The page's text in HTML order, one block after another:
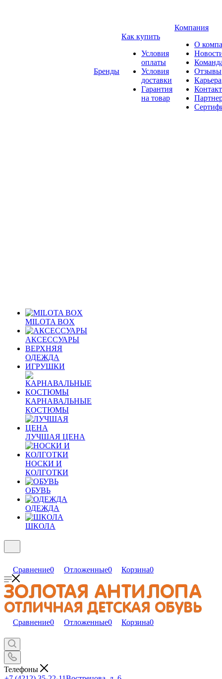
MILOTA BOX
АКСЕССУАРЫ
ВЕРХНЯЯ
ОДЕЖДА
ИГРУШКИ
КАРНАВАЛЬНЫЕ
КОСТЮМЫ
ЛУЧШАЯ ЦЕНА
НОСКИ И
КОЛГОТКИ
ОБУВЬ
ОДЕЖДА
ШКОЛА
Бренды
Как купить
Условия
оплаты
Условия
доставки
Гарантия
на товар
Компания
О
Отзывы
Карьера
Сравнение0 Отложенные0 Корзина0
Сравнение0 Отложенные0 Корзина0
Телефоны